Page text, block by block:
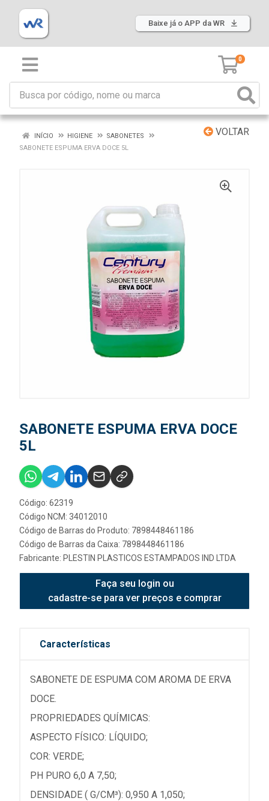
Baixe já o APP da WR
0
VOLTAR
INÍCIO HIGIENE
SABONETES
SABONETE ESPUMA ERVA DOCE 5L
SABONETE ESPUMA ERVA DOCE
5L
Código: 62319
Código NCM: 34012010
Código de Barras do Produto: 7898448461186
Código de Barras da Caixa: 7898448461186
Fabricante: PLESTIN PLASTICOS ESTAMPADOS IND LTDA
Faça seu login ou
cadastre-se para ver preços e comprar
Características
SABONETE DE ESPUMA COM AROMA DE ERVA
DOCE.
PROPRIEDADES QUÍMICAS:
ASPECTO FÍSICO: LÍQUIDO;
COR: VERDE;
PH PURO 6,0 A 7,50;
DENSIDADE ( G/CM³): 0,950 A 1,050;